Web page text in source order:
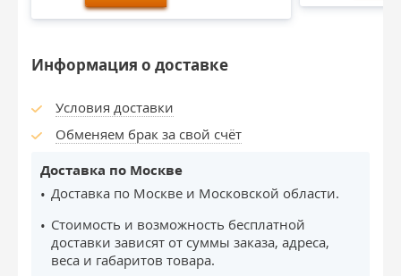
Информация о доставке
Условия доставки
Обменяем брак за свой счёт
Доставка по Москве
Доставка по Москве и Московской области.
Стоимость и возможность бесплатной
доставки зависят от суммы заказа, адреса,
веса и габаритов товара.